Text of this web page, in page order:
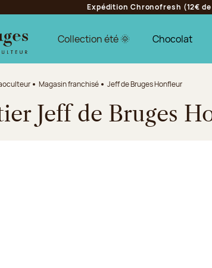
Expédition Chronofresh (12€
Collection été 🌞 Chocolat
Magasin franchisé Jeff de Bruges Honfleur
Jeff de Bruges